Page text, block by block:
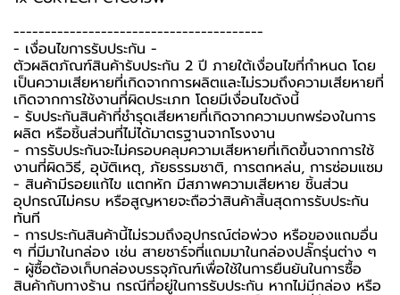
----------------------------------------
-️ เงื่อนไขการรับประกัน -️
ตัวผลิตภัณฑ์สินค้ารับประกัน 2 ปี ภายใต้เงื่อนไขที่กำหนด โดย
เป็นความเสียหายที่เกิดจากการผลิตและไม่รวมถึงความเสียหายที่
เกิดจากการใช้งานที่ผิดประเภท โดยมีเงื่อนไขดังนี้
- รับประกันสินค้าที่ชำรุดเสียหายที่เกิดจากความบกพร่องในการ
ผลิต หรือชิ้นส่วนที่ไม่ได้มาตรฐานจากโรงงาน
- การรับประกันจะไม่ครอบคลุมความเสียหายที่เกิดขึ้นจากการใช้
งานที่ผิดวิธี, อุบัติเหตุ, ภัยธรรมชาติ, การตกหล่น, การซ่อมแซม
- สินค้ามีรอยแก้ไข แตกหัก มีสภาพความเสียหาย ชิ้นส่วน
อุปกรณ์ไม่ครบ หรือสูญหายจะถือว่าสินค้าสิ้นสุดการรับประกัน
ทันที
- การประกันสินค้านี้ไม่รวมถึงอุปกรณ์ต่อพ่วง หรือของแถมอื่น
ๆ ที่มีมาในกล่อง เช่น สายชาร์จที่แถมมาในกล่องปลั๊กรุ่นต่าง ๆ
-️ ผู้ซื้อต้องเก็บกล่องบรรจุภัณฑ์เพื่อใช้ในการยืนยันในการซื้อ
สินค้ากับทางร้าน กรณีที่อยู่ในการรับประกัน หากไม่มีกล่อง หรือ